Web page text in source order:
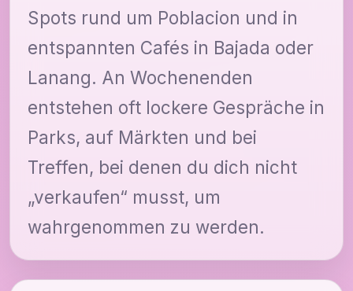
Spots rund um Poblacion und in
entspannten Cafés in Bajada oder
Lanang. An Wochenenden
entstehen oft lockere Gespräche in
Parks, auf Märkten und bei
Treffen, bei denen du dich nicht
„verkaufen“ musst, um
wahrgenommen zu werden.